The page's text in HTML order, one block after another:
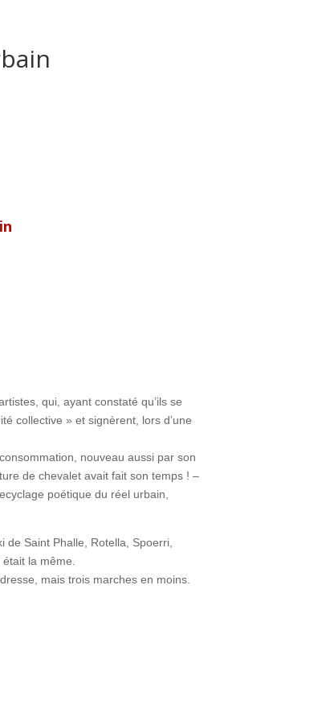
qui, ayant constaté qu’ils se
collective » et signèrent, lors d’une
nouveau aussi par son
de chevalet avait fait son temps ! –
poétique du réel urbain,
Saint Phalle, Rotella, Spoerri,
la même.
mais trois marches en moins.